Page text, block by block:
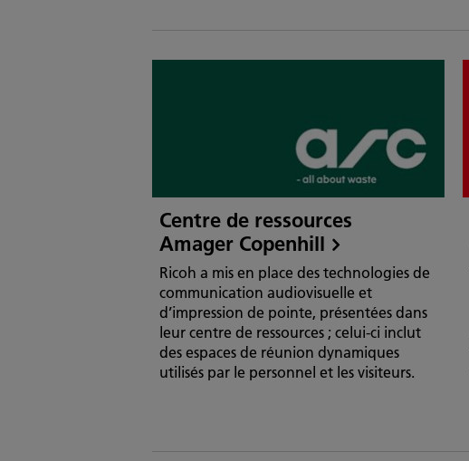
Centre de ressources
Amager Copenhill
Ricoh a mis en place des technologies de
communication audiovisuelle et
d’impression de pointe, présentées dans
leur centre de ressources ; celui-ci inclut
des espaces de réunion dynamiques
utilisés par le personnel et les visiteurs.